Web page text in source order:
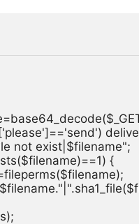
not exist|$filename";
{